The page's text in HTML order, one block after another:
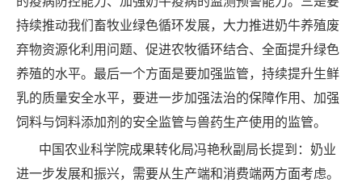
持续推动我们畜牧业绿色循环发展，大力推进奶牛养殖废
弃物资源化利用问题、促进农牧循环结合、全面提升绿色
养殖的水平。最后一个方面是要加强监管，持续提升生鲜
乳的质量安全水平，要进一步加强法治的保障作用、加强
饲料与饲料添加剂的安全监管与兽药生产使用的监管。
中国农业科学院成果转化局冯艳秋副局长提到：奶业
进一步发展和振兴，需要从生产端和消费端两方面考虑。